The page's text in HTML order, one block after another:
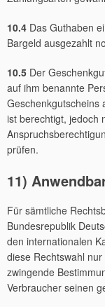
10.4 Das Guthaben
Bargeld ausgezahlt
10.5 Der
auf ihm benannte
Geschenkgutscheins
ist berechtigt, jedoch
prüfen.
11)
Für sämtliche
Bundesrepublik
den internationalen
diese Rechtswahl
zwingende
Verbraucher seinen